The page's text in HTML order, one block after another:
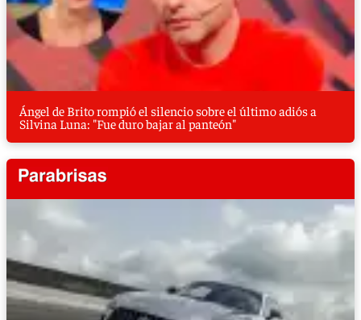
Ángel de Brito rompió el silencio sobre el último adiós a
Silvina Luna: "Fue duro bajar al panteón"